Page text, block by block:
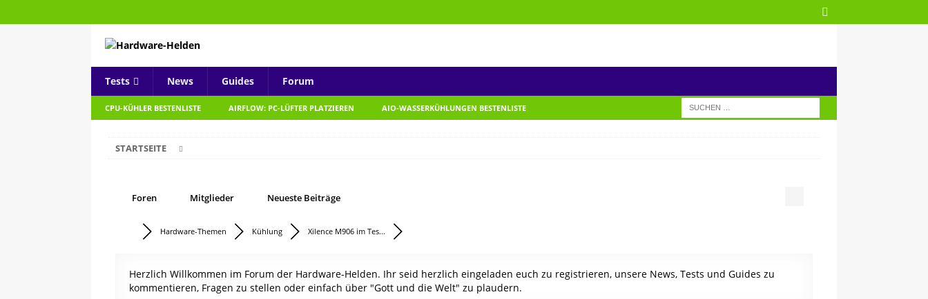
Tests News Guides Forum
CPU-KÜHLER BESTENLISTE AIRFLOW: PC-LÜFTER PLATZIEREN AIO-WASSERKÜHLUNGEN BESTENLISTE
STARTSEITE
Foren Mitglieder Neueste Beiträge
Hardware-Themen Kühlung Xilence M906 im Tes...
Herzlich Willkommen im Forum der Hardware-Helden. Ihr seid herzlich eingeladen euch zu registrieren, unsere News, Tests und Guides zu
kommentieren, Fragen zu stellen oder einfach über "Gott und die Welt" zu plaudern.